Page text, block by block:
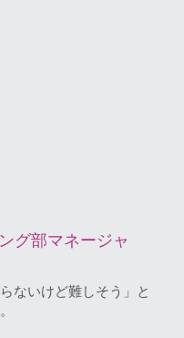
グ部マネージャ
ないけど難しそう」と